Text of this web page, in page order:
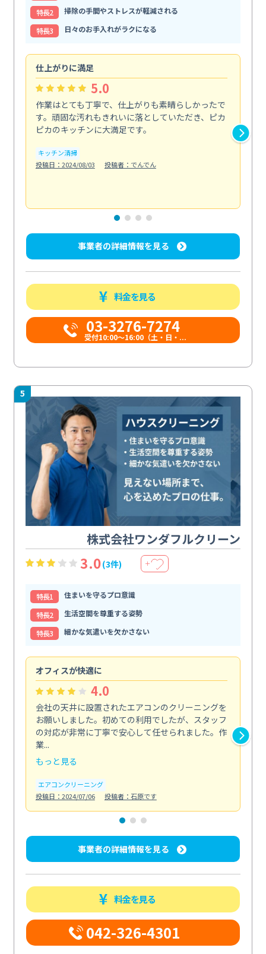
特⻑2
掃除の手間やストレスが軽減される
特⻑3
日々のお手入れがラクになる
仕上がりに満足
5.0
作業はとても丁寧で、仕上がりも素晴らしかったで
す。頑固な汚れもきれいに落としていただき、ピカ
ピカのキッチンに大満足です。
キッチン清掃
投稿日：2024/08/03
投稿者：でんでん
事業者の詳細情報を見る
料金を見る
03-3276-7274
受付10:00〜16:00（土・日・...
5
株式会社ワンダフルクリーン
3.0(3件) ＋
特⻑1
住まいを守るプロ意識
特⻑2
生活空間を尊重する姿勢
特⻑3
細かな気遣いを欠かさない
オフィスが快適に
4.0
会社の天井に設置されたエアコンのクリーニングを
お願いしました。初めての利用でしたが、スタッフ
の対応が非常に丁寧で安心して任せられました。作
業...
もっと見る
エアコンクリーニング
投稿日：2024/07/06
投稿者：石原です
事業者の詳細情報を見る
料金を見る
042-326-4301